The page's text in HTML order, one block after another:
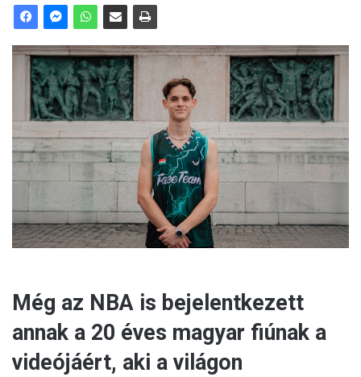
a
n
e
m
i
Még az NBA is bejelentkezett
annak a 20 éves magyar fiúnak a
videójáért, aki a világon